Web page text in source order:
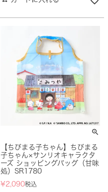
【ちびまる子ちゃん】ちびまる
子ちゃん×サンリオキャラクタ
ーズ ショッピングバッグ（甘味
処）SR1780
¥2,090税込